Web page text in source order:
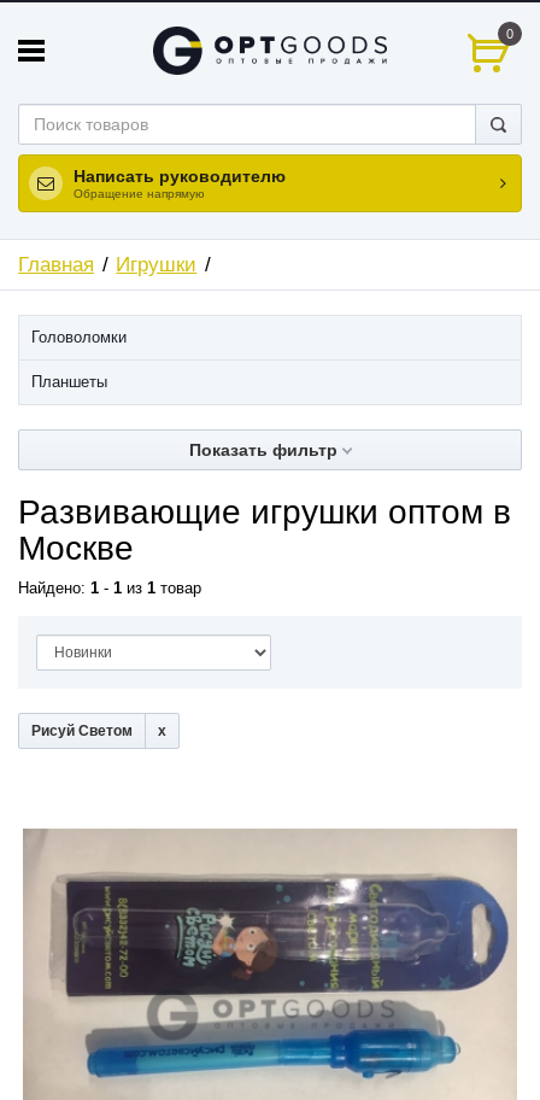
0
Написать руководителю
Обращение напрямую
Главная Игрушки
Головоломки
Планшеты
Показать фильтр
Развивающие игрушки оптом в
Москве
Найдено: 1 - 1 из 1 товар
Рисуй Светом